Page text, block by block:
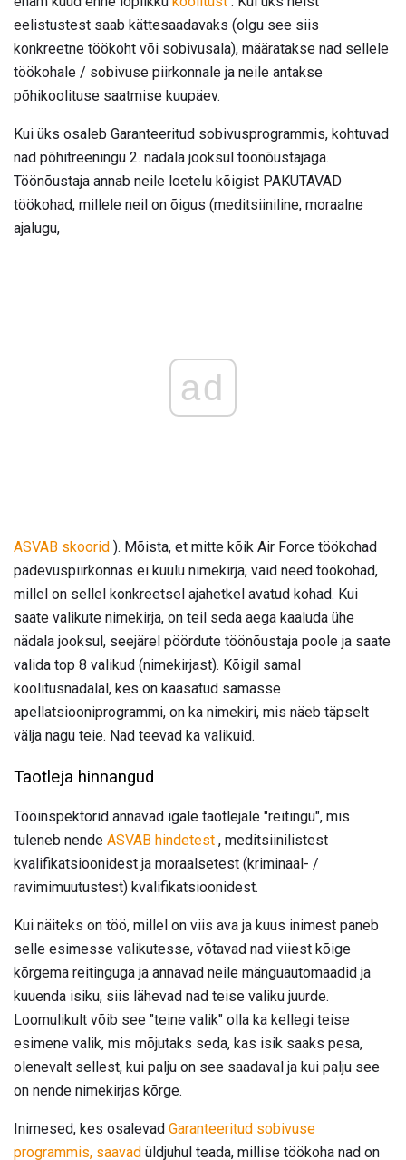
eelistustest saab kättesaadavaks (olgu see siis
konkreetne töökoht või sobivusala), määratakse nad sellele
töökohale / sobivuse piirkonnale ja neile antakse
põhikoolituse saatmise kuupäev.
Kui üks osaleb Garanteeritud sobivusprogrammis, kohtuvad
nad põhitreeningu 2. nädala jooksul töönõustajaga.
Töönõustaja annab neile loetelu kõigist PAKUTAVAD
töökohad, millele neil on õigus (meditsiiniline, moraalne
ajalugu,
ad
ASVAB skoorid ). Mõista, et mitte kõik Air Force töökohad
pädevuspiirkonnas ei kuulu nimekirja, vaid need töökohad,
millel on sellel konkreetsel ajahetkel avatud kohad. Kui
saate valikute nimekirja, on teil seda aega kaaluda ühe
nädala jooksul, seejärel pöördute töönõustaja poole ja saate
valida top 8 valikud (nimekirjast). Kõigil samal
koolitusnädalal, kes on kaasatud samasse
apellatsiooniprogrammi, on ka nimekiri, mis näeb täpselt
välja nagu teie. Nad teevad ka valikuid.
Taotleja hinnangud
Tööinspektorid annavad igale taotlejale "reitingu", mis
tuleneb nende ASVAB hindetest , meditsiinilistest
kvalifikatsioonidest ja moraalsetest (kriminaal- /
ravimimuutustest) kvalifikatsioonidest.
Kui näiteks on töö, millel on viis ava ja kuus inimest paneb
selle esimesse valikutesse, võtavad nad viiest kõige
kõrgema reitinguga ja annavad neile mänguautomaadid ja
kuuenda isiku, siis lähevad nad teise valiku juurde.
Loomulikult võib see "teine ​​valik" olla ka kellegi teise
esimene valik, mis mõjutaks seda, kas isik saaks pesa,
olenevalt sellest, kui palju on see saadaval ja kui palju see
on nende nimekirjas kõrge.
Inimesed, kes osalevad Garanteeritud sobivuse
programmis, saavad üldjuhul teada, millise töökoha nad on